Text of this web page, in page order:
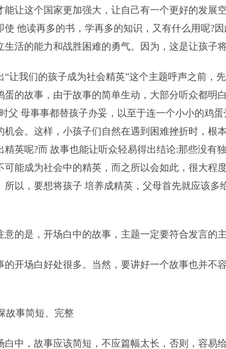
能让这个国家更加强大，让自己有一个更好的发展
使 他读再多的书，学再多的知识，又有什么用呢?
生活的能力和战胜困难的勇气。因为，这是让孩子
“让我们的孩子成为社会精英”这个主题呼声之前，
蛋的故事，由于故事的简单生动，大部分听众都明
父 母事事都替孩子办妥，以至于连一个小小的鸡
机会。这样，小孩子们自然在遇到困难挫折时，根
精英呢?而 故事也能让听众轻易得出结论:那些没有
可能成为社会中的精英，而之所以会如此，很大程
所以，要想将孩子 培养成精英，父母首先就应该多
意的是，开场白中的故事，主题一定要符合发言的
的开场白好处很多。当然，要讲好一个故事也并不
故事简短、完整
白中，故事应该简短，不应篇幅太长，否则，容易